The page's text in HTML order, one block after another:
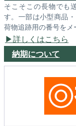
そこそこの長物でも
す。一部は小型商品
荷物追跡用の番号をメ
詳しくはこちら
納期について